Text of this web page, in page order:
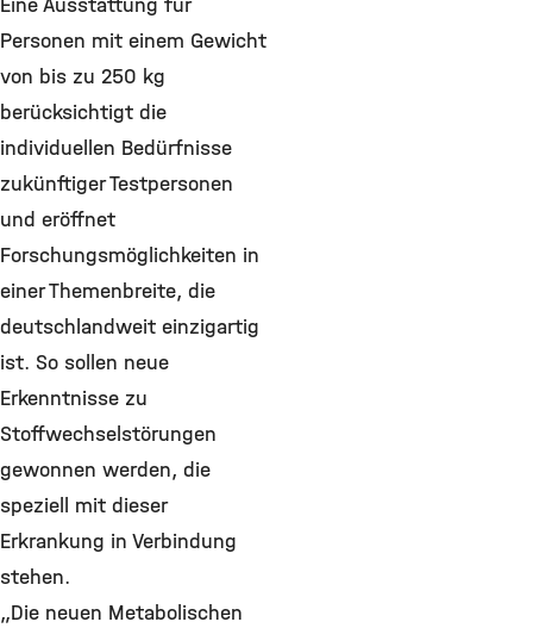
Eine Ausstattung für
Personen mit einem Gewicht
von bis zu 250 kg
berücksichtigt die
individuellen Bedürfnisse
zukünftiger Testpersonen
und eröffnet
Forschungsmöglichkeiten in
einer Themenbreite, die
deutschlandweit einzigartig
ist. So sollen neue
Erkenntnisse zu
Stoffwechselstörungen
gewonnen werden, die
speziell mit dieser
Erkrankung in Verbindung
stehen.
„Die neuen Metabolischen